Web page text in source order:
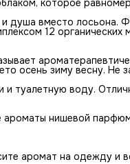
которое
и душа вместо
12
осень зиму весну. Не
и туалетную воду.
ароматы нишевой
аромат на одежду и